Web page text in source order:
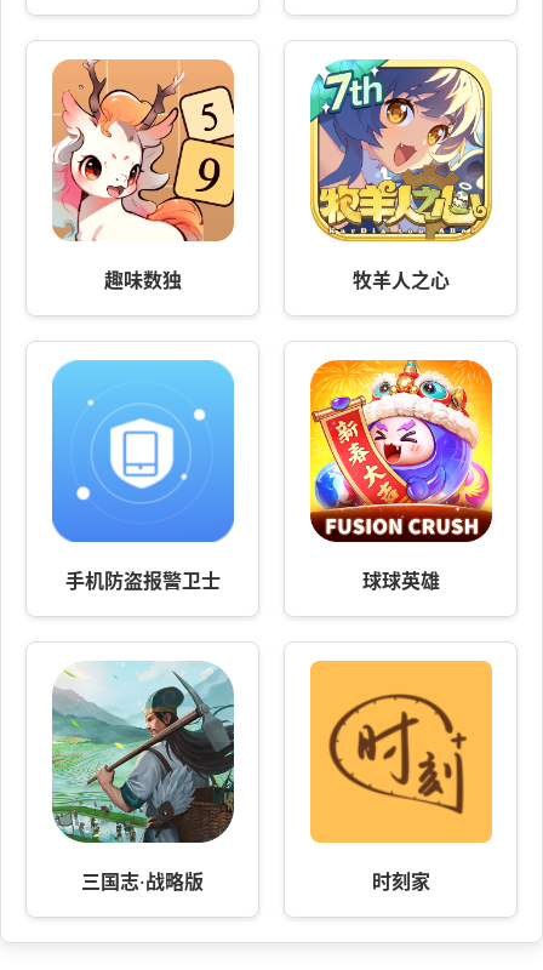
趣味数独 牧羊人之心
手机防盗报警卫士 球球英雄
三国志·战略版 时刻家